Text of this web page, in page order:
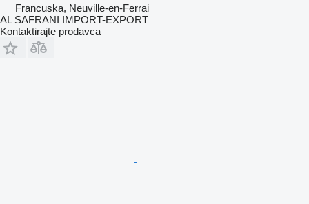
Francuska, Neuville-en-Ferrai
AL SAFRANI IMPORT-EXPORT
Kontaktirajte prodavca